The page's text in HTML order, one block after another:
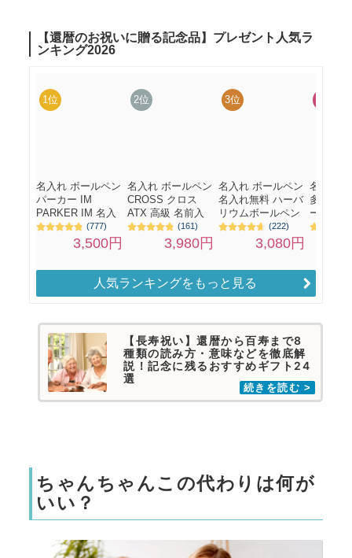
人気ランキングをもっと見る
【長寿祝い】還暦から百寿まで8
種類の読み方・意味などを徹底解
説！記念に残るおすすめギフト24
選
ちゃんちゃんこの代わりは何が
いい？